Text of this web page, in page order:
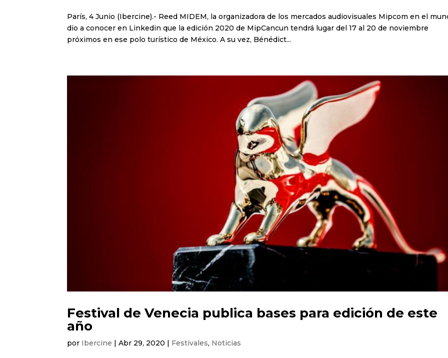
París, 4 Junio (Ibercine).- Reed MIDEM, la organizadora de los mercados audiovisuales Mipcom en el
dio a conocer en Linkedin que la edición 2020 de MipCancun tendrá lugar del 17 al 20 de noviembre
próximos en ese polo turístico de México. A su vez, Bénédict...
Festival de Venecia publica bases para edición de este
año
por Ibercine |Abr 29, 2020 | Festivales, Noticias